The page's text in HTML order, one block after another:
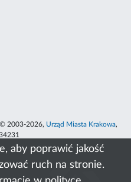
aby poprawić jakość
ruch na stronie.
2003-2026, Urząd Miasta Krakowa,